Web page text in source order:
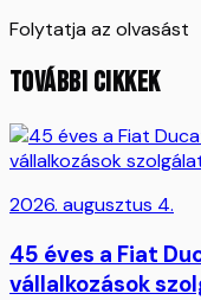
Folytatja az olvasást
TOVÁBBI CIKKEK
2026. augusztus 4.
45 éves a Fiat
vállalkozások